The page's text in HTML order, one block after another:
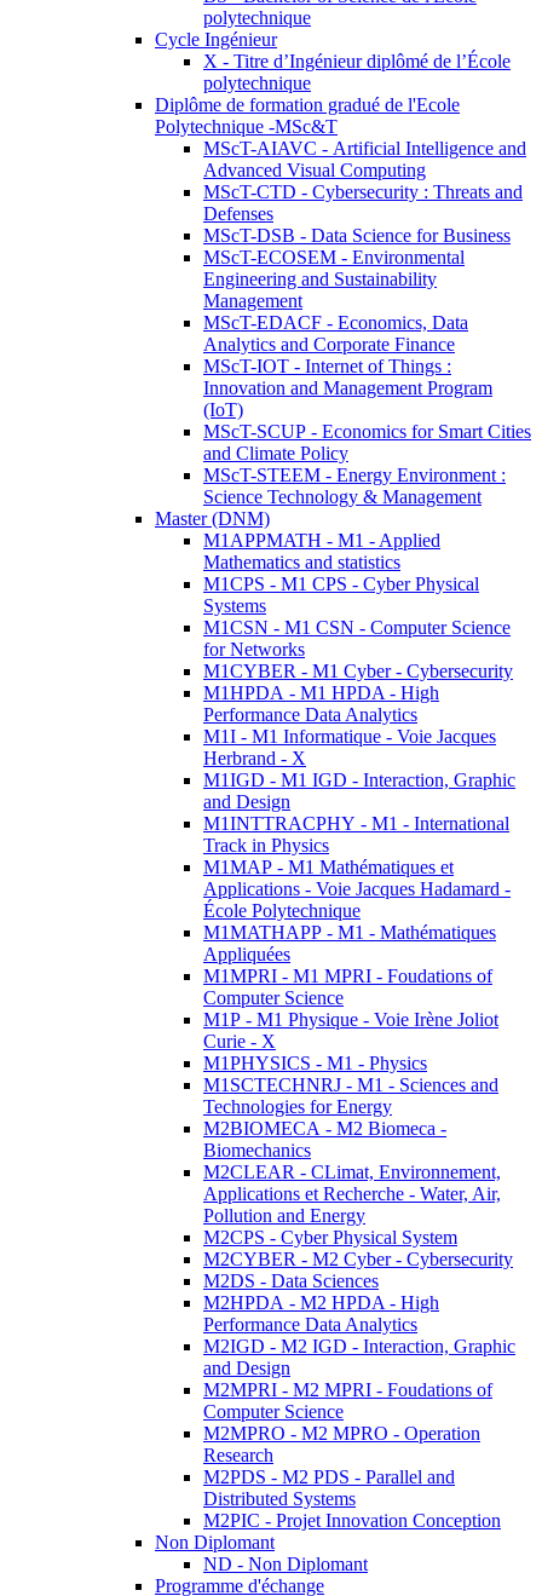
polytechnique
Cycle Ingénieur
X - Titre d’Ingénieur diplômé de l’École
polytechnique
Diplôme de formation gradué de l'Ecole
Polytechnique -MSc&T
MScT-AIAVC - Artificial Intelligence and
Advanced Visual Computing
MScT-CTD - Cybersecurity : Threats and
Defenses
MScT-DSB - Data Science for Business
MScT-ECOSEM - Environmental
Engineering and Sustainability
Management
MScT-EDACF - Economics, Data
Analytics and Corporate Finance
MScT-IOT - Internet of Things :
Innovation and Management Program
(IoT)
MScT-SCUP - Economics for Smart Cities
and Climate Policy
MScT-STEEM - Energy Environment :
Science Technology & Management
Master (DNM)
M1APPMATH - M1 - Applied
Mathematics and statistics
M1CPS - M1 CPS - Cyber Physical
Systems
M1CSN - M1 CSN - Computer Science
for Networks
M1CYBER - M1 Cyber - Cybersecurity
M1HPDA - M1 HPDA - High
Performance Data Analytics
M1I - M1 Informatique - Voie Jacques
Herbrand - X
M1IGD - M1 IGD - Interaction, Graphic
and Design
M1INTTRACPHY - M1 - International
Track in Physics
M1MAP - M1 Mathématiques et
Applications - Voie Jacques Hadamard -
École Polytechnique
M1MATHAPP - M1 - Mathématiques
Appliquées
M1MPRI - M1 MPRI - Foudations of
Computer Science
M1P - M1 Physique - Voie Irène Joliot
Curie - X
M1PHYSICS - M1 - Physics
M1SCTECHNRJ - M1 - Sciences and
Technologies for Energy
M2BIOMECA - M2 Biomeca -
Biomechanics
M2CLEAR - CLimat, Environnement,
Applications et Recherche - Water, Air,
Pollution and Energy
M2CPS - Cyber Physical System
M2CYBER - M2 Cyber - Cybersecurity
M2DS - Data Sciences
M2HPDA - M2 HPDA - High
Performance Data Analytics
M2IGD - M2 IGD - Interaction, Graphic
and Design
M2MPRI - M2 MPRI - Foudations of
Computer Science
M2MPRO - M2 MPRO - Operation
Research
M2PDS - M2 PDS - Parallel and
Distributed Systems
M2PIC - Projet Innovation Conception
Non Diplomant
ND - Non Diplomant
Programme d'échange